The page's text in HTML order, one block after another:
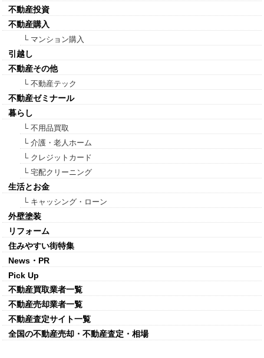
不動産投資
不動産購入
└ マンション購入
引越し
不動産その他
└ 不動産テック
不動産ゼミナール
暮らし
└ 不用品買取
└ 介護・老人ホーム
└ クレジットカード
└ 宅配クリーニング
生活とお金
└ キャッシング・ローン
外壁塗装
リフォーム
住みやすい街特集
News・PR
Pick Up
不動産買取業者一覧
不動産売却業者一覧
不動産査定サイト一覧
全国の不動産売却・不動産査定・相場